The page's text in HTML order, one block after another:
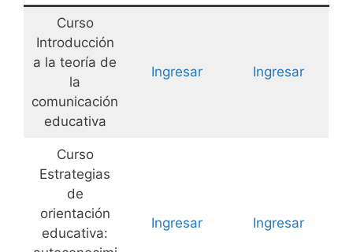
Curso
Introducción
a la teoría de
la
comunicación
educativa
Ingresar Ingresar
Curso
Estrategias
de
orientación
educativa:
Ingresar Ingresar